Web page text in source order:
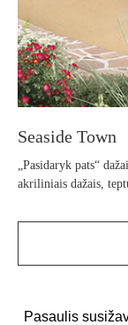
Seaside Town
„Pasidaryk pats“
akriliniais dažais,
Pasaulis